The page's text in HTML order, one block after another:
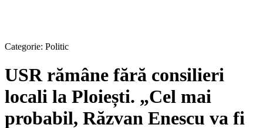
Categorie: Politic
USR rămâne fără consilieri
locali la Ploiești. „Cel mai
probabil, Răzvan Enescu va fi